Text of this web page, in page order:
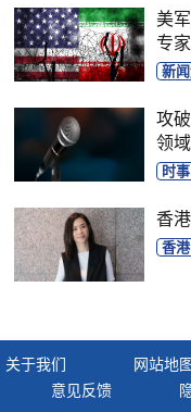
美
专
新
攻
领
时事
香
香港
关于我们 网站地图
意见反馈